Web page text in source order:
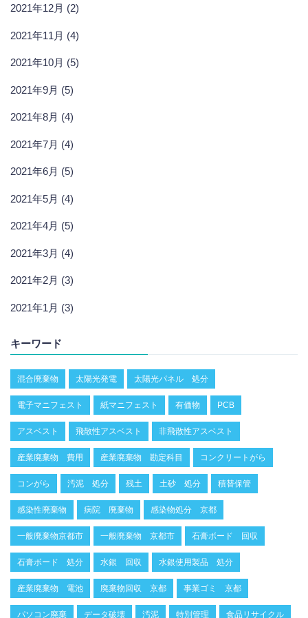
2021年12月 (2)
2021年11月 (4)
2021年10月 (5)
2021年9月 (5)
2021年8月 (4)
2021年7月 (4)
2021年6月 (5)
2021年5月 (4)
2021年4月 (5)
2021年3月 (4)
2021年2月 (3)
2021年1月 (3)
キーワード
混合廃棄物 太陽光発電 太陽光パネル 処分
電子マニフェスト 紙マニフェスト 有価物 PCB
アスベスト 飛散性アスベスト 非飛散性アスベスト
産業廃棄物 費用 産業廃棄物 勘定科目 コンクリートがら
コンがら 汚泥 処分 残土 土砂 処分 積替保管
感染性廃棄物 病院 廃棄物 感染物処分 京都
一般廃棄物京都市 一般廃棄物 京都市 石膏ボード 回収
石膏ボード 処分 水銀 回収 水銀使用製品 処分
産業廃棄物 電池 廃棄物回収 京都 事業ゴミ 京都
パソコン廃棄 データ破壊 汚泥 特別管理 食品リサイクル